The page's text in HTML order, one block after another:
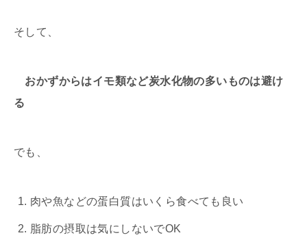
そして、
おかずからはイモ類など炭水化物の多いものは避け
る
でも、
肉や魚などの蛋白質はいくら食べても良い
脂肪の摂取は気にしないでOK